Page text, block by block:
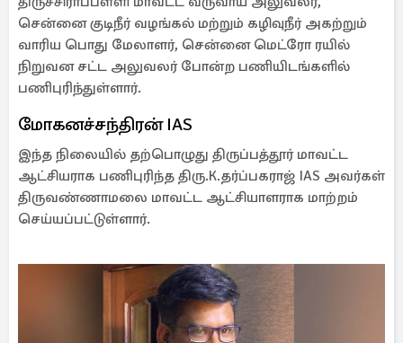
சென்னை குடிநீர் வழங்கல் மற்றும் கழிவுநீர் அகற்றும்
வாரிய பொது மேலாளர், சென்னை மெட்ரோ ரயில்
நிறுவன சட்ட அலுவலர் போன்ற பணியிடங்களில்
பணிபுரிந்துள்ளார்.
மோகனச்சந்திரன் IAS
இந்த நிலையில் தற்பொழுது திருப்பத்தூர் மாவட்ட
ஆட்சியராக பணிபுரிந்த திரு.K.தர்ப்பகராஜ் IAS அவர்கள்
திருவண்ணாமலை மாவட்ட ஆட்சியாளராக மாற்றம்
செய்யப்பட்டுள்ளார்.